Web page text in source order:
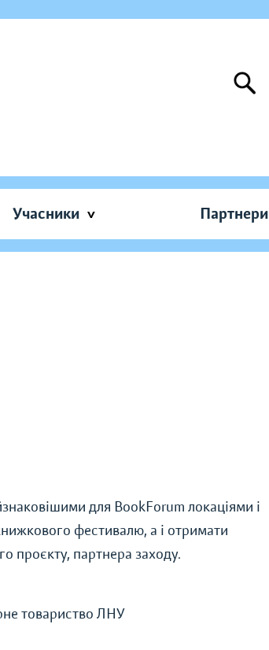
Учасники Партнери
для BookForum локаціями і
фестивалю, а і отримати
проєкту, партнера заходу.
товариство ЛНУ